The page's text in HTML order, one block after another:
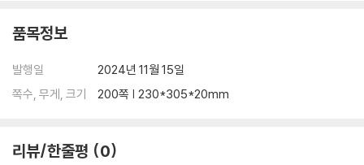
품목정보
발행일
2024년 11월 15일
쪽수, 무게, 크기
200쪽 | 230*305*20mm
리뷰/한줄평 0